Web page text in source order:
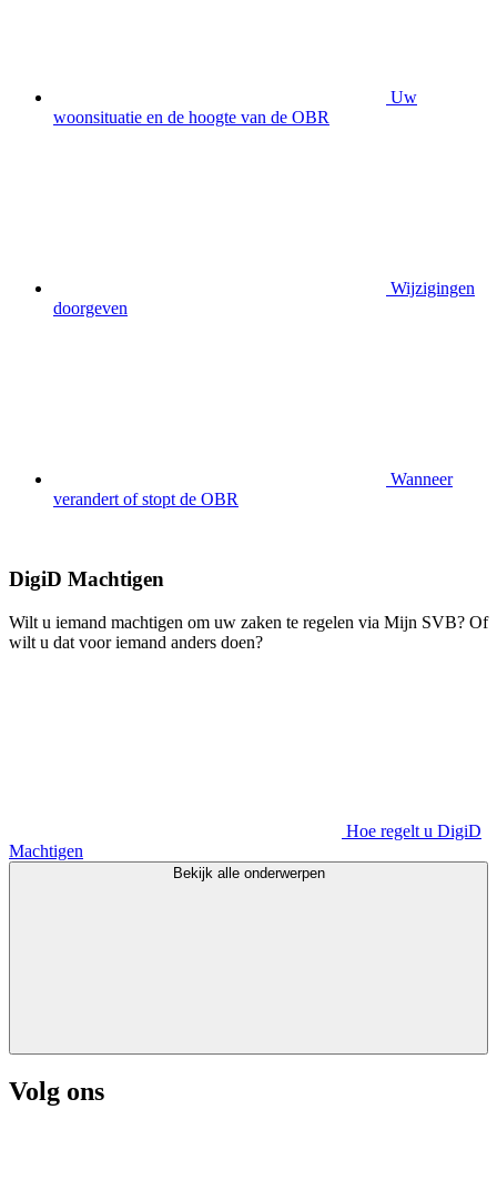
Uw
woonsituatie en de hoogte van de OBR
Wijzigingen
doorgeven
Wanneer
verandert of stopt de OBR
DigiD Machtigen
Wilt u iemand machtigen om uw zaken te regelen via Mijn SVB? Of
wilt u dat voor iemand anders doen?
Hoe regelt u DigiD
Machtigen
Bekijk alle onderwerpen
Volg ons